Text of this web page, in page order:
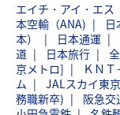
エイチ・アイ・エス
本空輸（ANA)
日
本）
日本通運
道
日本旅行
京メトロ]
ＫＮ
ム
JALスカイ東京
務職新卒)
阪急交